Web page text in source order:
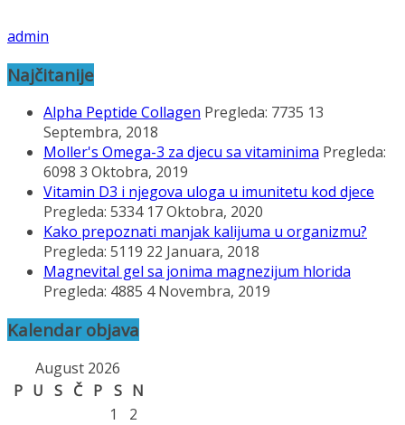
admin
Najčitanije
Alpha Peptide Collagen Pregleda: 7735 13
Septembra, 2018
Moller's Omega-3 za djecu sa vitaminima Pregleda:
6098 3 Oktobra, 2019
Vitamin D3 i njegova uloga u imunitetu kod djece
Pregleda: 5334 17 Oktobra, 2020
Kako prepoznati manjak kalijuma u organizmu?
Pregleda: 5119 22 Januara, 2018
Magnevital gel sa jonima magnezijum hlorida
Pregleda: 4885 4 Novembra, 2019
Kalendar objava
August 2026
P U S Č P S N
1
2